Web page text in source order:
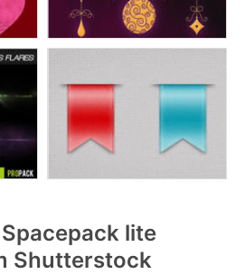
lite
Shutterstock